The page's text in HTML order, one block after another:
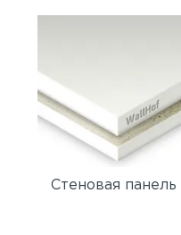
Стеновая панель